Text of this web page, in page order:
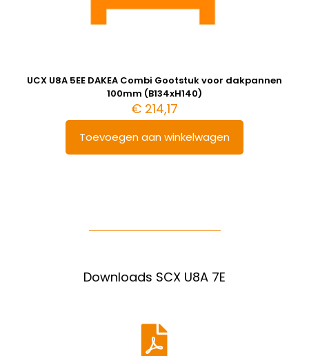
UCX U8A 5EE DAKEA Combi Gootstuk voor dakpannen
100mm (B134xH140)
€ 214,17
Toevoegen aan winkelwagen
Downloads SCX U8A 7E